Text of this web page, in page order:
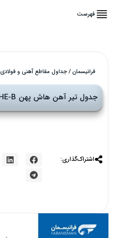
فهرست
فرانیسمان/جداول مقاطع آهنی و فولادی
جدول تیر آهن هاش پهن HE-B
اشتراک‌گذاری: